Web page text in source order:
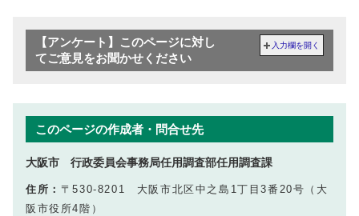
【アンケート】このページに対し
てご意見をお聞かせください
入力欄を開く
このページの作成者・問合せ先
大阪市 行政委員会事務局任用調査部任用調査課
住所： 〒530-8201 大阪市北区中之島1丁目3番20号（大
阪市役所4階）